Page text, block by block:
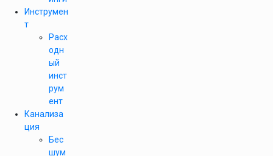
Инструмен
т
Расх
одн
ый
инст
рум
ент
Канализа
ция
Бес
шум